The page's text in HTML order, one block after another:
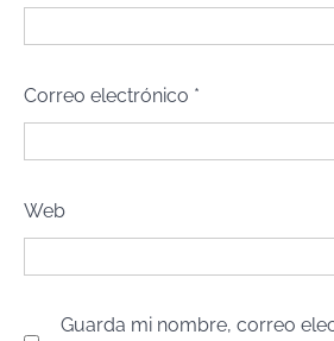
Correo electrónico *
Web
Guarda mi nombre, correo